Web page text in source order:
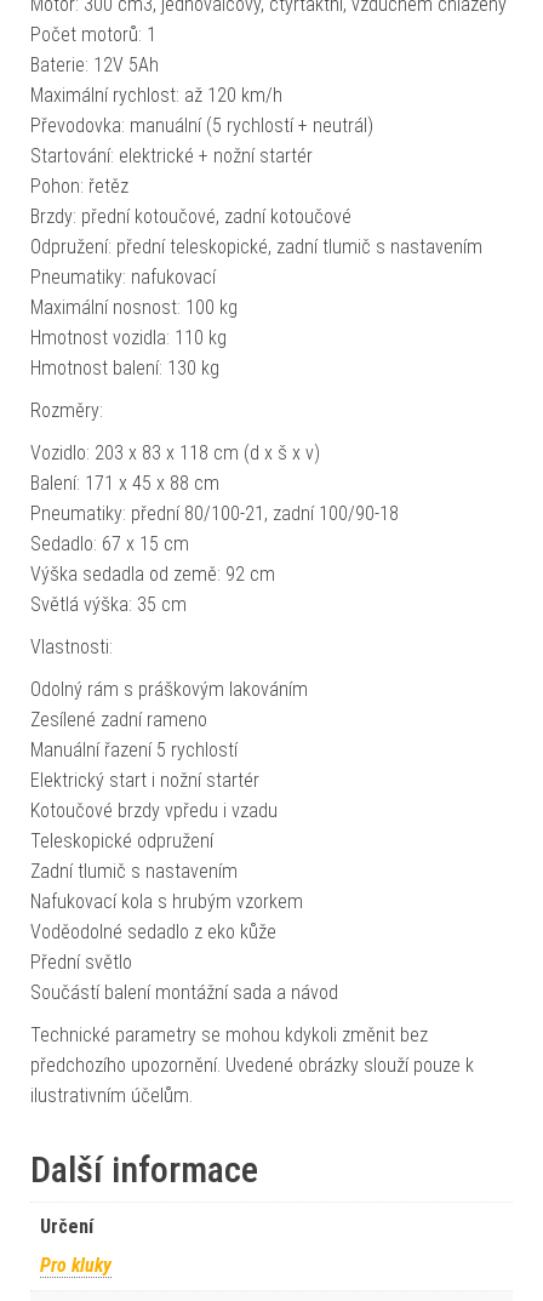
Počet motorů: 1
Baterie: 12V 5Ah
Maximální rychlost: až 120 km/h
Převodovka: manuální (5 rychlostí + neutrál)
Startování: elektrické + nožní startér
Pohon: řetěz
Brzdy: přední kotoučové, zadní kotoučové
Odpružení: přední teleskopické, zadní tlumič s nastavením
Pneumatiky: nafukovací
Maximální nosnost: 100 kg
Hmotnost vozidla: 110 kg
Hmotnost balení: 130 kg
Rozměry:
Vozidlo: 203 x 83 x 118 cm (d x š x v)
Balení: 171 x 45 x 88 cm
Pneumatiky: přední 80/100-21, zadní 100/90-18
Sedadlo: 67 x 15 cm
Výška sedadla od země: 92 cm
Světlá výška: 35 cm
Vlastnosti:
Odolný rám s práškovým lakováním
Zesílené zadní rameno
Manuální řazení 5 rychlostí
Elektrický start i nožní startér
Kotoučové brzdy vpředu i vzadu
Teleskopické odpružení
Zadní tlumič s nastavením
Nafukovací kola s hrubým vzorkem
Voděodolné sedadlo z eko kůže
Přední světlo
Součástí balení montážní sada a návod
Technické parametry se mohou kdykoli změnit bez
předchozího upozornění. Uvedené obrázky slouží pouze k
ilustrativním účelům.
Další informace
Určení
Pro kluky